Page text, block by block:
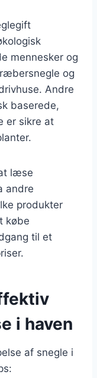
mennesker og
og
Andre
baserede,
er sikre at
læse
andre
produkter
købe
til et
i haven
af snegle i